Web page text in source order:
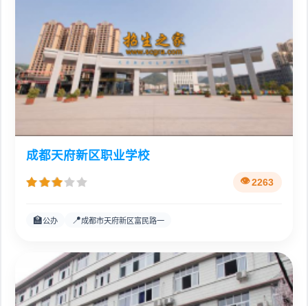
成都天府新区职业学校
2263
🏫公办 📍成都市天府新区富民路一